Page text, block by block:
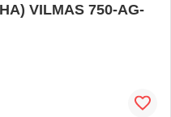
VILMAS 750-AG-